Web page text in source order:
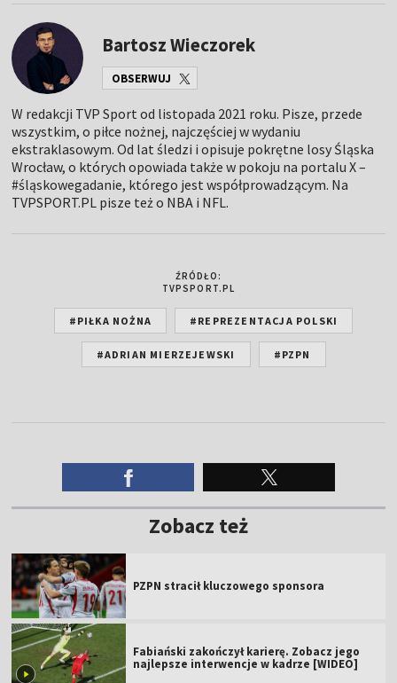
Bartosz Wieczorek
OBSERWUJ
W redakcji TVP Sport od listopada 2021 roku. Pisze, przede
wszystkim, o piłce nożnej, najczęściej w wydaniu
ekstraklasowym. Od lat śledzi i opisuje pokrętne losy Śląska
Wrocław, o których opowiada także w pokoju na portalu X –
#śląskowegadanie, którego jest współprowadzącym. Na
TVPSPORT.PL pisze też o NBA i NFL.
ŹRÓDŁO:
TVPSPORT.PL
#PIŁKA NOŻNA #REPREZENTACJA POLSKI
#ADRIAN MIERZEJEWSKI #PZPN
Zobacz też
PZPN stracił kluczowego sponsora
Fabiański zakończył karierę. Zobacz jego
najlepsze interwencje w kadrze [WIDEO]